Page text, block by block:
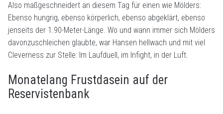
Also maßgeschneidert an diesem Tag für einen wie Mölders:
Ebenso hungrig, ebenso körperlich, ebenso abgeklärt, ebenso
jenseits der 1.90-Meter-Länge. Wo und wann immer sich Mölders
davonzuschleichen glaubte, war Hansen hellwach und mit viel
Cleverness zur Stelle: Im Laufduell, im Infight, in der Luft.
Monatelang Frustdasein auf der
Reservistenbank